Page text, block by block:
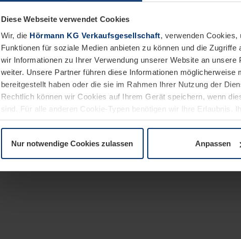
Diese Webseite verwendet Cookies
Wir, die Hörmann KG Verkaufsgesellschaft, verwenden Cookies,
Funktionen für soziale Medien anbieten zu können und die
wir Informationen zu Ihrer Verwendung unserer Website an
weiter. Unsere Partner führen diese Informationen
bereitgestellt haben oder die sie im Rahmen Ihrer Nutzung der
Rechtlich können wir Cookies auf Ihrem Gerät speichern, wenn
sind. Für alle anderen Cookie-Typen benötigen wir Ihre Erlaubnis.
Erläuterung auf der SeiteDatenschutzerklärungunserer Website
Nur notwendige Cookies zulassen Anpassen